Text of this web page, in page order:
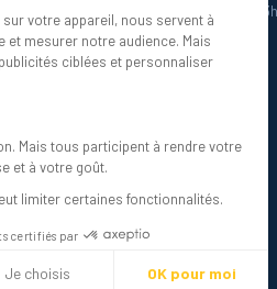
votre appareil, nous servent à
et mesurer notre audience. Mais
ciblées et personnaliser
Mais tous participent à rendre votre
et à votre goût.
limiter certaines fonctionnalités.
certifiés par
Je choisis OK pour moi
et extérieur : la vis à œillet peut
: les vis à œillet sont utilisées
n’est pas exhaustive, mais elle
tout en offrant une solution de
choisir son modèle de
choisir la vis à œillet qui répondra le
Du lundi au vendredi de 8h30 à 12h30 et
Écrivez-nous
info@bricovis.fr
Suivez-nous sur les réseaux !